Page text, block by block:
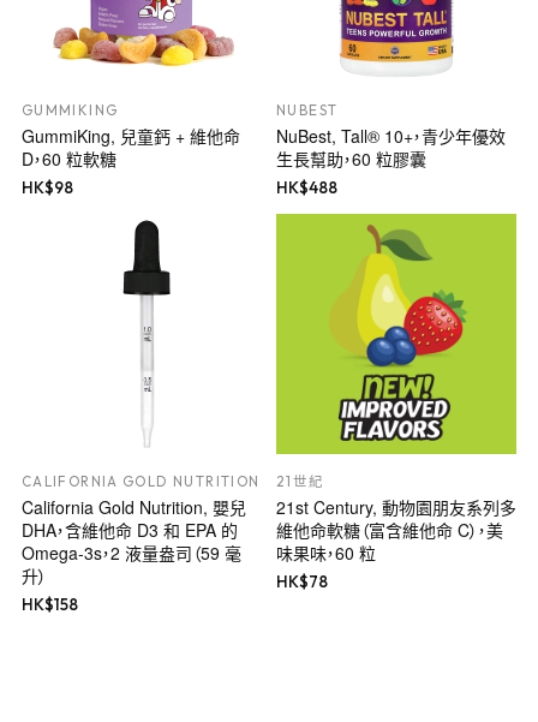
GUMMIKING
GummiKing, 兒童鈣 + 維他命
D，60 粒軟糖
HK$98
NUBEST
NuBest, Tall® 10+，青少年優效
生長幫助，60 粒膠囊
HK$488
CALIFORNIA GOLD NUTRITION
California Gold Nutrition, 嬰兒
DHA，含維他命 D3 和 EPA 的
Omega-3s，2 液量盎司（59 毫
升）
HK$158
21世紀
21st Century, 動物園朋友系列多
維他命軟糖（富含維他命 C），美
味果味，60 粒
HK$78